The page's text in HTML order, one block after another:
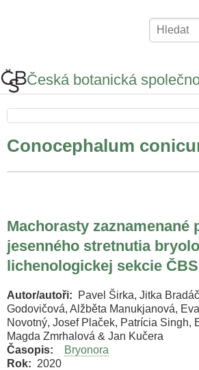
Hledat
Česká botanická
Conocephalum
Machorasty zaznamenané
jesenného stretnutia
lichenologickej sekcie
Autor/autoři
Pavel Širka, Jitka
Godovičová, Alžběta Manukjanová,
Novotný, Josef Plaček, Patrícia Singh,
Magda Zmrhalová & Jan Kučera
Časopis
Bryonora
Rok
2020